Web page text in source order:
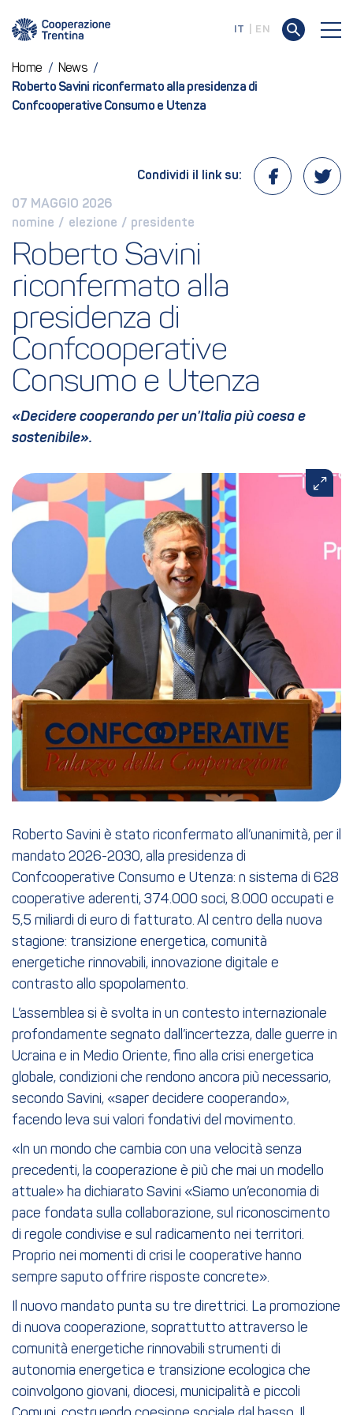
IT EN
Home / News /
Roberto Savini riconfermato alla presidenza di
Confcooperative Consumo e Utenza
07 MAGGIO 2026
nomine / elezione / presidente
Condividi il link su:
Roberto Savini
riconfermato alla
presidenza di
Confcooperative
Consumo e Utenza
«Decidere cooperando per un’Italia più coesa e
sostenibile».
Roberto Savini è stato riconfermato all’unanimità, per il
mandato 2026-2030, alla presidenza di
Confcooperative Consumo e Utenza: n sistema di 628
cooperative aderenti, 374.000 soci, 8.000 occupati e
5,5 miliardi di euro di fatturato. Al centro della nuova
stagione: transizione energetica, comunità
energetiche rinnovabili, innovazione digitale e
contrasto allo spopolamento.
L’assemblea si è svolta in un contesto internazionale
profondamente segnato dall’incertezza, dalle guerre in
Ucraina e in Medio Oriente, fino alla crisi energetica
globale, condizioni che rendono ancora più necessario,
secondo Savini, «saper decidere cooperando»,
facendo leva sui valori fondativi del movimento.
«In un mondo che cambia con una velocità senza
precedenti, la cooperazione è più che mai un modello
attuale» ha dichiarato Savini «Siamo un’economia di
pace fondata sulla collaborazione, sul riconoscimento
di regole condivise e sul radicamento nei territori.
Proprio nei momenti di crisi le cooperative hanno
sempre saputo offrire risposte concrete».
Il nuovo mandato punta su tre direttrici. La promozione
di nuova cooperazione, soprattutto attraverso le
comunità energetiche rinnovabili strumenti di
autonomia energetica e transizione ecologica che
coinvolgono giovani, diocesi, municipalità e piccoli